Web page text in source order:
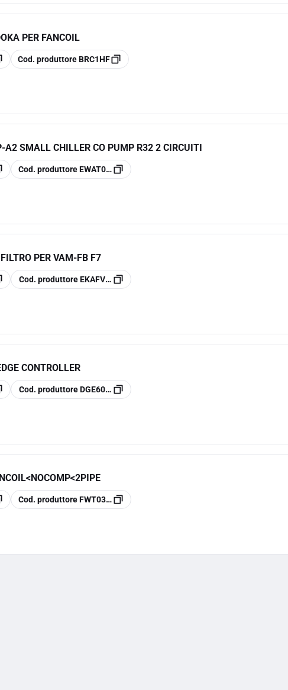
PER FANCOIL
copia
Cod. produttoreBRC1HF
A2 SMALL CHILLER CO PUMP R32 2 CIRCUITI
A2
copia
Cod. produttoreEWAT050CZP-A2
PER VAM-FB F7
copia
Cod. produttoreEKAFV100F7
CONTROLLER
copia
Cod. produttoreDGE601A51
copia
Cod. produttoreFWT03HT